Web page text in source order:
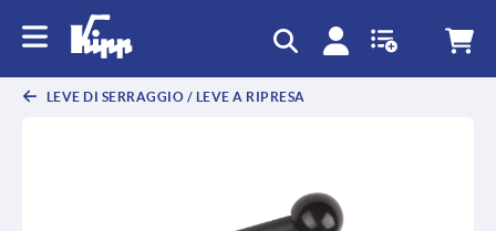
LEVE DI SERRAGGIO / LEVE A RIPRESA